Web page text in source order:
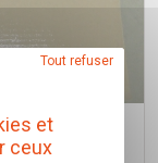
et
ceux
Tout refuser